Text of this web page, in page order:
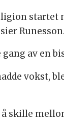
startet
Runesson.
av en
vokst,
skille